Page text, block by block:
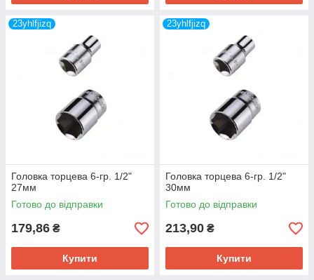
23yhlfjizq
Головка торцева 6-гр. 1/2"
27мм
Готово до відправки
179,86 ₴
Купити
23yhlfjizq
Головка торцева 6-гр. 1/2"
30мм
Готово до відправки
213,90 ₴
Купити